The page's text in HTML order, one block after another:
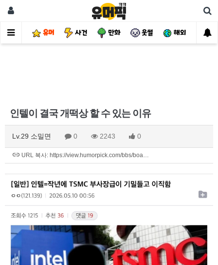
유머 사건 만화 웃썰 해외 핫
인텔이 결국 개떡상 할 수 있는 이유
Lv.29 소밀면 0 2243 0
URL 복사: https://view.humorpick.com/bbs/boa…